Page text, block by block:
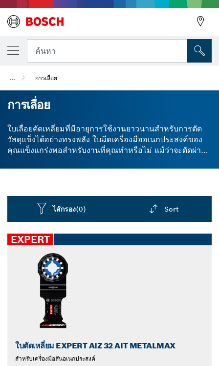
ค้นหา
... การเลื่อย
การเลื่อย
ใบเลื่อยตัดเหลี่ยมที่มีอายุการใช้งานยาวนานสำหรับการตัด
วัสดุแข็งได้อย่างทรงพลัง ใบมีดเครื่องมืออเนกประสงค์ของ
คุณแข็งแกร่งพอสำหรับงานที่คุณทำหรือไม่ แม้ว่าจะตัดผ่าน
การใช้งานได้ไม่ยาวนานตามที่คุณต้องการ ใบมีดอะไหล่
ผลิตภัณฑ์ที่ยาวนาน เราผลิตใบเลื่อยตัดเหลี่ยมและใบเลื่อย
ระบบรางโดยใช้ Carbide Technology ซึ่งทำให้ตัดได้ดี ลื่น
เลื่อยเครื่องมืออเนกประสงค์ที่ทนทานและทรงพลัง ซึ่ง
สามารถตัดผ่านได้แม้กระทั่งสแตนเลสสตีลที่แข็งที่สุด ให้
เลือกใบเลื่อยอเนกประสงค์ของ Bosch
ไส้กรอง(0) Sort
closed
EXPERT
ใบตัดเหลี่ยม EXPERT AIZ 32 AIT METALMAX
สำหรับเครื่องมือสั่นอเนกประสงค์